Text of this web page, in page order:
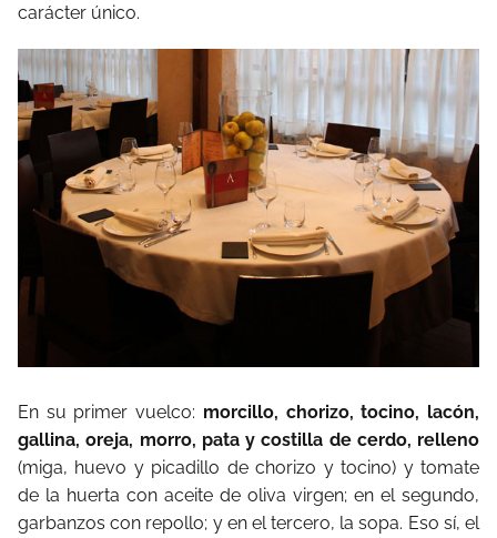
carácter único.
En su primer vuelco: morcillo, chorizo, tocino, lacón,
gallina, oreja, morro, pata y costilla de cerdo, relleno
(miga, huevo y picadillo de chorizo y tocino) y tomate
de la huerta con aceite de oliva virgen; en el segundo,
garbanzos con repollo; y en el tercero, la sopa. Eso sí, el